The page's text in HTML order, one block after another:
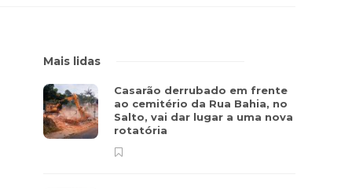
Mais lidas
Casarão derrubado em frente
ao cemitério da Rua Bahia, no
Salto, vai dar lugar a uma nova
rotatória